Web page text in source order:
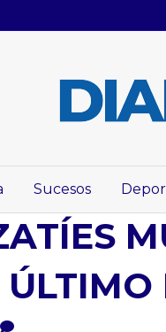
Sucesos